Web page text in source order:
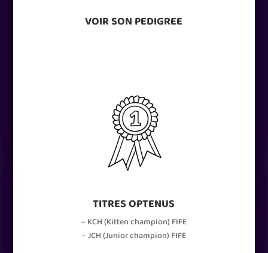
VOIR SON PEDIGREE
TITRES OPTENUS
– KCH (Kitten champion) FIFE
– JCH (Junior champion) FIFE